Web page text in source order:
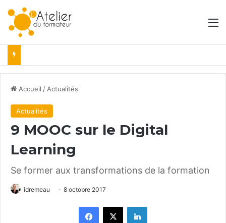
Accueil / Actualités
Actualités
9 MOOC sur le Digital
Learning
Se former aux transformations de la formation
idremeau 8 octobre 2017
Facebook
X Linkedin